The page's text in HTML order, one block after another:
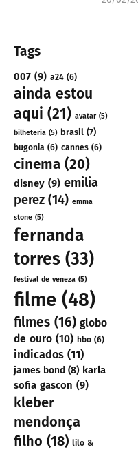
Tags
007 (9) a24 (6)
ainda estou
aqui (21) avatar(5)
bilheteria (5) brasil (7)
bugonia (6) cannes (6)
cinema (20)
disney (9) emilia
perez (14) emma
stone (5)
fernanda
torres (33)
festival de veneza (5)
filme (48)
filmes (16) globo
de ouro (10) hbo (6)
indicados (11)
james bond (8) karla
sofia gascon (9)
kleber
mendonça
filho (18) lilo &